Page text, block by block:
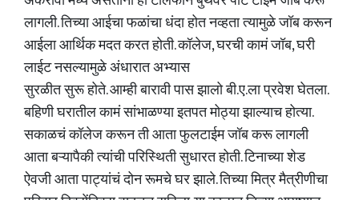
लागली. तिच्या आईचा फळांचा धंदा होत नव्हता त्यामुळे जॉब करून
आईला आर्थिक मदत करत होती. कॉलेज, घरची कामं जॉब, घरी
लाईट नसल्यामुळे अंधारात अभ्यास
​सुरळीत सुरू होते. आम्ही बारावी पास झालो बी.ए.ला प्रवेश घेतला.
बहिणी घरातील कामं सांभाळण्या इतपत मोठ्या झाल्याच होत्या.
सकाळचं कॉलेज करून ती आता फुलटाईम जॉब करू लागली
आता बऱ्यापैकी त्यांची परिस्थिती सुधारत होती. टिनाच्या शेड
ऐवजी आता पाट्यांचं दोन रूमचे घर झाले. तिच्या मित्र मैत्रीणीचा